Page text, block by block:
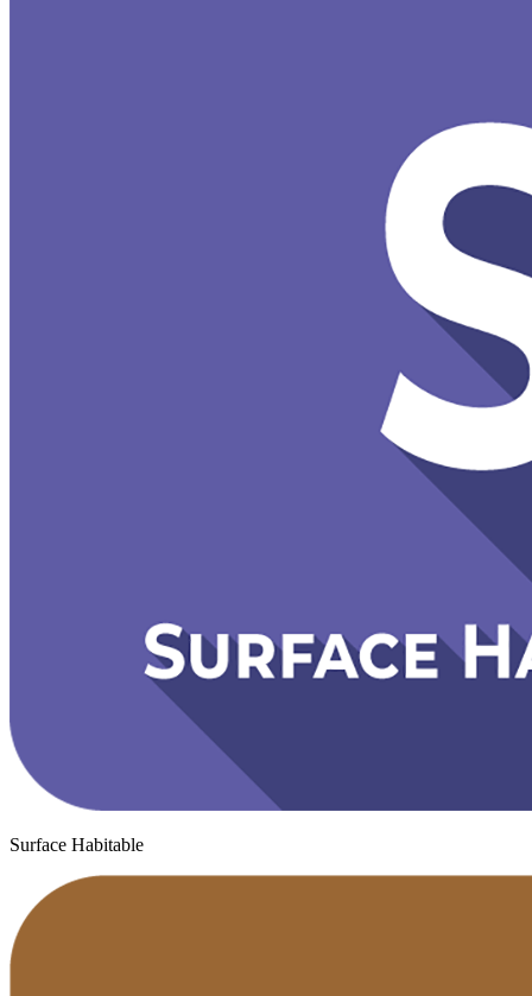
Surface Habitable